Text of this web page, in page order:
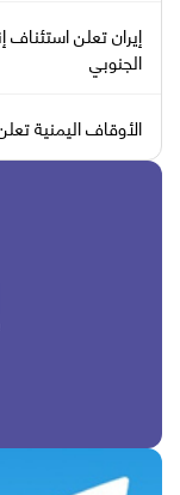
إيران تعلن
الجنوبي
الأوقاف اليمنية تعلن